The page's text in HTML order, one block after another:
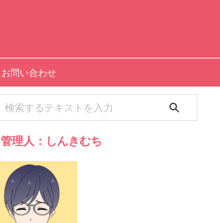
お問い合わせ
管理人：しんきむち